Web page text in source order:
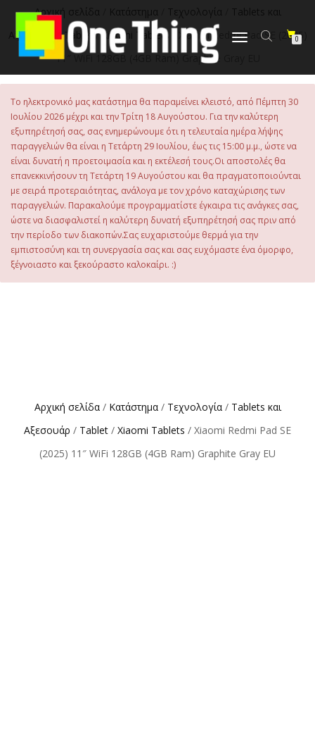
Εναλλαγή
0
Αρχική σελίδα Κατάστημα Τεχνολογία
Tablets και
Αξεσουάρ
/Tablet / Xiaomi Tablets / Xiaomi Redmi Pad SE (2025)
11″ WiFi 128GB (4GB Ram) Graphite Gray EU
Το ηλεκτρονικό μας κατάστημα θα παραμείνει κλειστό, από Πέμπτη 30
Ιουλίου 2026 μέχρι και την Τρίτη 18 Αυγούστου. Για την καλύτερη
εξυπηρέτησή σας, σας ενημερώνουμε ότι η τελευταία ημέρα λήψης
παραγγελιών θα είναι η Τετάρτη 29 Ιουλίου, έως τις 15:00 μ.μ., ώστε να
είναι δυνατή η προετοιμασία και η εκτέλεσή τους.Οι αποστολές θα
επανεκκινήσουν τη Τετάρτη 19 Αυγούστου και θα πραγματοποιούνται
με σειρά προτεραιότητας, ανάλογα με τον χρόνο καταχώρισης των
παραγγελιών. Παρακαλούμε προγραμματίστε έγκαιρα τις ανάγκες σας,
ώστε να διασφαλιστεί η καλύτερη δυνατή εξυπηρέτησή σας πριν από
την περίοδο των διακοπών.Σας ευχαριστούμε θερμά για την
εμπιστοσύνη και τη συνεργασία σας και σας ευχόμαστε ένα όμορφο,
ξέγνοιαστο και ξεκούραστο καλοκαίρι. :)
Αρχική σελίδα/ Κατάστημα/ Τεχνολογία/ Tablets και
Αξεσουάρ / Tablet / Xiaomi Tablets / Xiaomi Redmi Pad SE
(2025) 11″ WiFi 128GB (4GB Ram) Graphite Gray EU